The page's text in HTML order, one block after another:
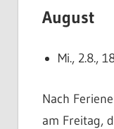
August
Mi., 2.8.,
Nach
am Freitag,